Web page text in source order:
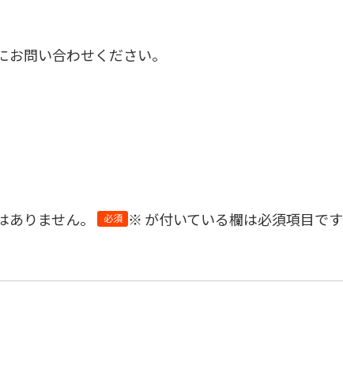
問い合わせください。
りません。 ※ が付いている欄は必須項目です